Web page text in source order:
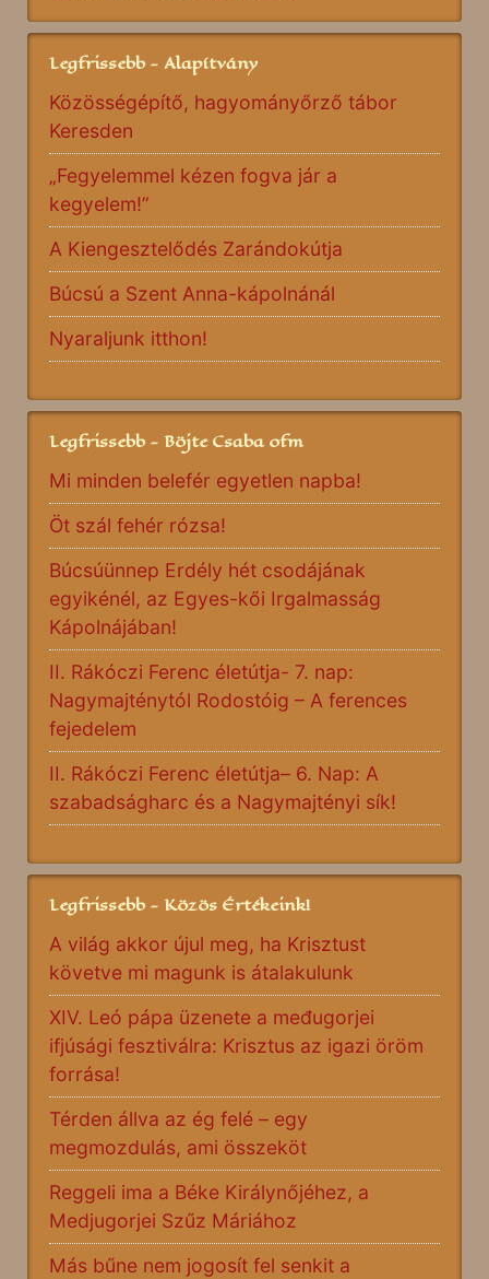
Legfrissebb - Alapítvány
Közösségépítő, hagyományőrző tábor
Keresden
„Fegyelemmel kézen fogva jár a
kegyelem!”
A Kiengesztelődés Zarándokútja
Búcsú a Szent Anna-kápolnánál
Nyaraljunk itthon!
Legfrissebb - Böjte Csaba ofm
Mi minden belefér egyetlen napba!
Öt szál fehér rózsa!
Búcsúünnep Erdély hét csodájának
egyikénél, az Egyes-kői Irgalmasság
Kápolnájában!
II. Rákóczi Ferenc életútja- 7. nap:
Nagymajténytól Rodostóig – A ferences
fejedelem
II. Rákóczi Ferenc életútja– 6. Nap: A
szabadságharc és a Nagymajtényi sík!
Legfrissebb - Közös Értékeink!
A világ akkor újul meg, ha Krisztust
követve mi magunk is átalakulunk
XIV. Leó pápa üzenete a međugorjei
ifjúsági fesztiválra: Krisztus az igazi öröm
forrása!
Térden állva az ég felé – egy
megmozdulás, ami összeköt
Reggeli ima a Béke Királynőjéhez, a
Medjugorjei Szűz Máriához
Más bűne nem jogosít fel senkit a